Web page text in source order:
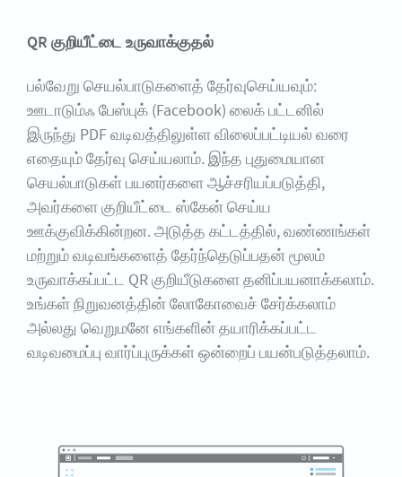
QR குறியீட்டை உருவாக்குதல்
பல்வேறு செயல்பாடுகளைத் தேர்வுசெய்யவும்:
ஊடாடும்ஃ பேஸ்புக் (Facebook) லைக் பட்டனில்
இருந்து PDF வடிவத்திலுள்ள விலைப்பட்டியல் வரை
எதையும் தேர்வு செய்யலாம். இந்த புதுமையான
செயல்பாடுகள் பயனர்களை ஆச்சரியப்படுத்தி,
அவர்களை குறியீட்டை ஸ்கேன் செய்ய
ஊக்குவிக்கின்றன. அடுத்த கட்டத்தில், வண்ணங்கள்
மற்றும் வடிவங்களைத் தேர்ந்தெடுப்பதன் மூலம்
உருவாக்கப்பட்ட QR குறியீடுகளை தனிப்பயனாக்கலாம்.
உங்கள் நிறுவனத்தின் லோகோவைச் சேர்க்கலாம்
அல்லது வெறுமனே எங்களின் தயாரிக்கப்பட்ட
வடிவமைப்பு வார்ப்புருக்கள் ஒன்றைப் பயன்படுத்தலாம்.